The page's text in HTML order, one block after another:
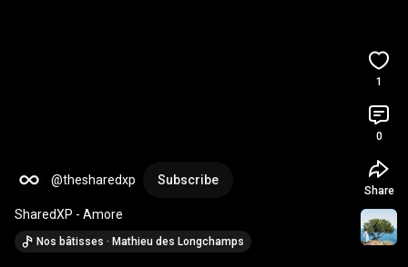
@thesharedxp Subscribe
SharedXP - Amore
Nos bâtisses · Mathieu des Longchamps
1
0
Share